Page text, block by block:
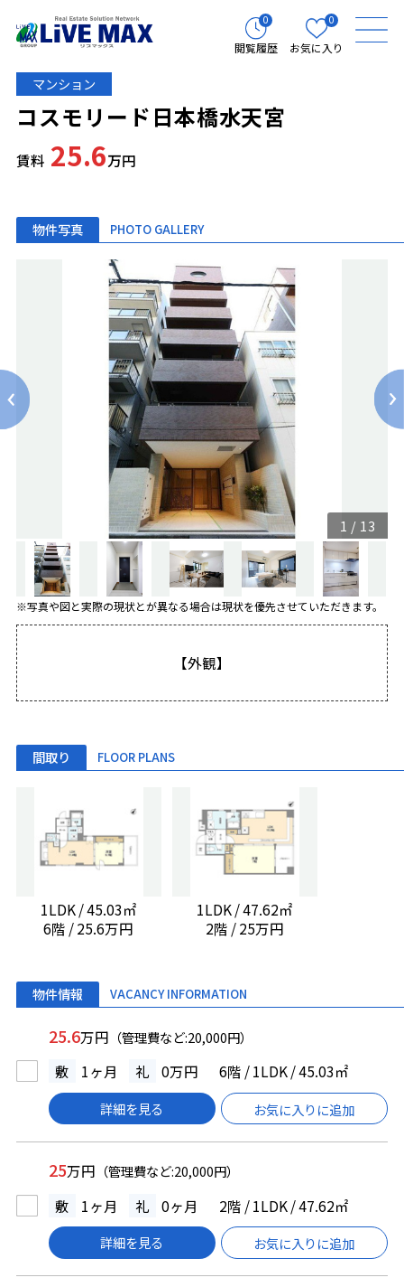
0
閲覧履歴
0
お気に入り
マンション
コスモリード日本橋水天宮
賃料 25.6万円
物件写真 PHOTO GALLERY
1 / 13
※写真や図と実際の現状とが異なる場合は現状を優先させていただきます。
【外観】
間取り FLOOR PLANS
1LDK / 45.03㎡
6階 / 25.6万円
1LDK / 47.62㎡
2階 / 25万円
物件情報 VACANCY INFORMATION
25.6万円 （管理費など:20,000円）
敷 1ヶ月 礼 0万円 6階 / 1LDK / 45.03㎡
詳細を見る お気に入りに追加
25万円 （管理費など:20,000円）
敷 1ヶ月 礼 0ヶ月 2階 / 1LDK / 47.62㎡
詳細を見る お気に入りに追加